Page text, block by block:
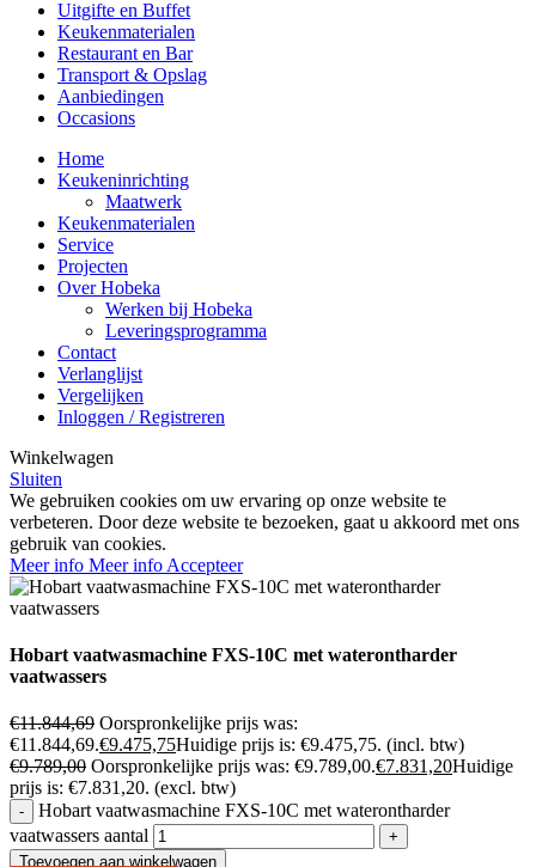
Uitgifte en Buffet
Keukenmaterialen
Restaurant en Bar
Transport & Opslag
Aanbiedingen
Occasions
Home
Keukeninrichting
Maatwerk
Keukenmaterialen
Service
Projecten
Over Hobeka
Werken bij Hobeka
Leveringsprogramma
Contact
Verlanglijst
Vergelijken
Inloggen / Registreren
Winkelwagen
Sluiten
We gebruiken cookies om uw ervaring op onze website te
verbeteren. Door deze website te bezoeken, gaat u akkoord met ons
gebruik van cookies.
Meer info Meer info Accepteer
Hobart vaatwasmachine FXS-10C met waterontharder
vaatwassers
€11.844,69 Oorspronkelijke prijs was:
€11.844,69.€9.475,75Huidige prijs is: €9.475,75. (incl. btw)
€9.789,00 Oorspronkelijke prijs was: €9.789,00.€7.831,20Huidige
prijs is: €7.831,20. (excl. btw)
Hobart vaatwasmachine FXS-10C met waterontharder
vaatwassers aantal
Toevoegen aan winkelwagen